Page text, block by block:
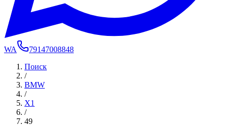
WA
79147008848
Поиск
/
BMW
/
X1
/
49